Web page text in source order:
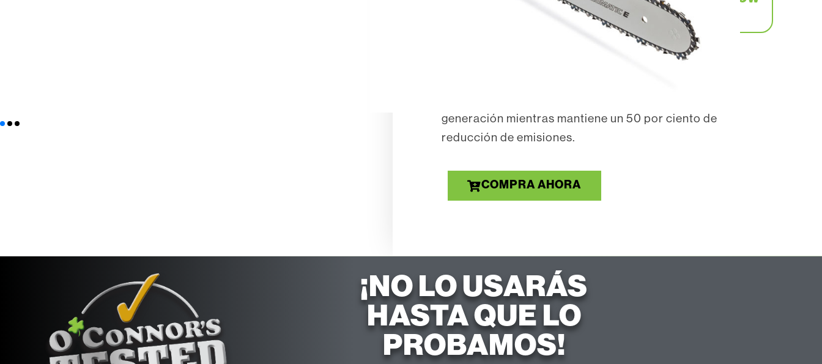
price.
La MS 251 C-BE es la sierra más ecológica disponible.
generación mientras mantiene un 50 por ciento de
reducción de emisiones.
COMPRA AHORA
¡NO LO USARÁS
HASTA QUE LO
PROBAMOS!